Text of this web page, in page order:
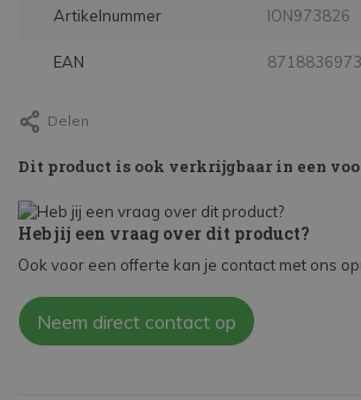
Artikelnummer ION973826
EAN
Delen
Dit product is ook verkrijgbaar in een
Heb jij een vraag over dit product?
Ook voor een offerte kan je contact met ons
Neem direct contact op